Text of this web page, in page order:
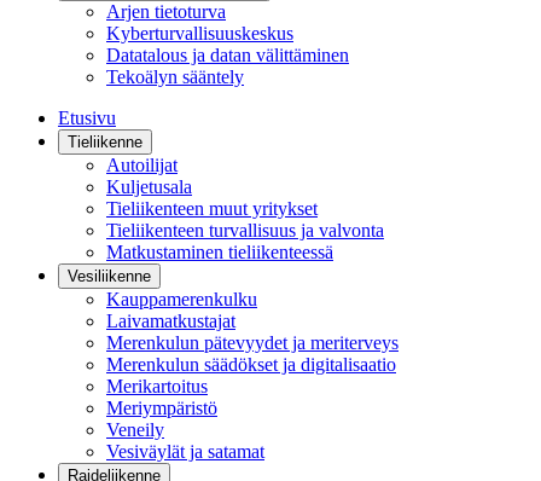
Arjen tietoturva
Kyberturvallisuuskeskus
Datatalous ja datan välittäminen
Tekoälyn sääntely
Etusivu
Tieliikenne
Autoilijat
Kuljetusala
Tieliikenteen muut yritykset
Tieliikenteen turvallisuus ja valvonta
Matkustaminen tieliikenteessä
Vesiliikenne
Kauppamerenkulku
Laivamatkustajat
Merenkulun pätevyydet ja meriterveys
Merenkulun säädökset ja digitalisaatio
Merikartoitus
Meriympäristö
Veneily
Vesiväylät ja satamat
Raideliikenne